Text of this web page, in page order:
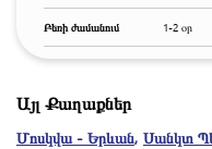
Բեռի ժամանում 1-2 օր
Այլ Քաղաքներ
Մոսկվա - Երևան, Սանկտ